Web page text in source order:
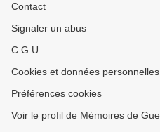
Contact
Signaler un abus
C.G.U.
Cookies et données personnelles
Préférences cookies
Voir le profil de Mémoires de